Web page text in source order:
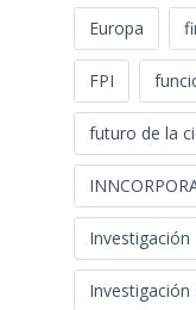
Europa
FPI
futuro de la
Investigación
Investigación